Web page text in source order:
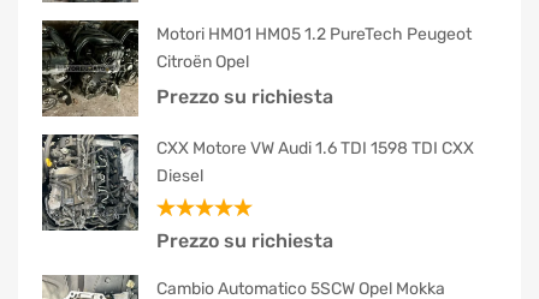
Motori HM01 HM05 1.2 PureTech Peugeot
Citroën Opel
Prezzo su richiesta
CXX Motore VW Audi 1.6 TDI 1598 TDI CXX
Diesel
Valutato
Prezzo su richiesta
Cambio Automatico 5SCW Opel Mokka